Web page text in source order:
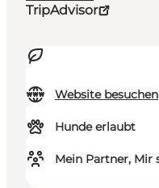
TripAdvisor
Website besuchen
Hunde erlaubt
Mein Partner, Mir